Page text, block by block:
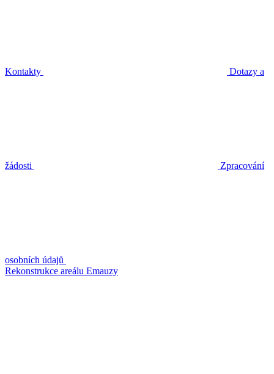
Kontakty Dotazy a
žádosti Zpracování
osobních údajů
Rekonstrukce areálu Emauzy